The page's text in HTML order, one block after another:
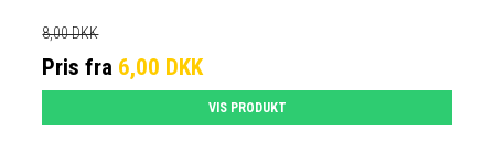
8,00 DKK
Pris fra 6,00 DKK
VIS PRODUKT